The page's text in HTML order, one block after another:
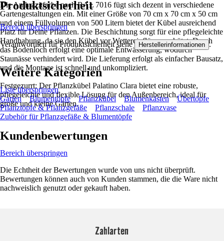
Die Anthrazitfarbe nach RAL 7016 fügt sich dezent in verschiedene
Gartengestaltungen ein. Mit einer Größe von 70 cm x 70 cm x 50 cm
und einem Füllvolumen von 500 Litern bietet der Kübel ausreichend
Platz für Deine Pflanzen. Die Beschichtung sorgt für eine pflegeleichte
Handhabung, da sie den Kübel vor Wettereinflüssen schützt. Durch
das Bodenloch erfolgt eine optimale Entwässerung, wodurch
Staunässe verhindert wird. Die Lieferung erfolgt als einfacher Bausatz,
und die Montage ist schnell und unkompliziert.
Festgezurrt: Der Pflanzkübel Palatino Clara bietet eine robuste,
pflegeleichte und flexible Lösung für den Außenbereich, ideal für
große und kleine Gärten.
Produktsicherheit
Bereich überspringen
Verantwortlich für Produktsicherheit siehe Herstellerinformationen .
Weitere Kategorien
Liste überspringen
Garten
Blumentöpfe Pflanzkübel Blumenkästen
Übertöpfe
Pflanztöpfe & Pflanzgefäße
Pflanzschale
Pflanzvase
Zubehör für Pflanzgefäße & Blumentöpfe
Kundenbewertungen
Bereich überspringen
Die Echtheit der Bewertungen wurde von uns nicht überprüft.
Bewertungen können auch von Kunden stammen, die die Ware nicht
nachweislich genutzt oder gekauft haben.
Zahlarten